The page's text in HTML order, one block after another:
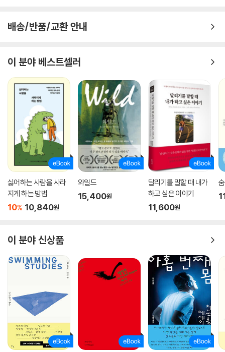
숲은 그녀에게 안전한 도피처가 되어주었다. 35년간의 결혼생활 후 마침
게이트우드 할머니의 종주 소식은 사람들의 큰 주목을 받으며 저녁 뉴스에
방송되었고, 주부들은 그녀가 실린 신문 기사를 오려 주방에 붙여두었다.
하지만 엠마는 사람들의 뜨거운 환호와 높아져가는 유명세에는 별다른 관
심이 없었다. 그녀가 원하는 건 평화와 고요함, 자기 자신을 위한 혼자만의
발걸음이 전부였다. 왜 그 먼 길을 걷느냐는 질문에는 항상 “재미 삼아서”,
“그냥, 하고 싶으니까”라고 대답했을 뿐이다. 게이트우드 할머니에게 걷
는 이유는 조금도 중요하지 않았을 것이다. 일단 출발하는 것, 잠시 버텨내
는 것, 그리고 다시 길을 찾아가는 것만이 중요했다. “그저 한 발을 먼저 내
다”라는 그녀의 무심한 말에 용기가 나는 이유이다.
**추천사
세에 3,500km를 걸었다는 기록 자체보다 나의 안전, 평화, 재미를 위해
리지 않고 내면의 목소리를 따르고 자신을 믿었다. 끝이 안 보이는 폭력과
돌봄과 노동을 졸업한 노년의 잠재성에 관한 영감을 주는 귀한 책이다.
엠마 게이트우드가 애팔래치아 트레일을 왜 걷기 시작했는지 말하기 위해
서는 그녀의 인생에 대해 말해야 한다. 1955년 ‘여성 최초’라는 기록 뒤로
긴 시간 겪은 가정폭력부터 도피처로 택한 숲의 황홀, ‘할머니’에 대한 세간
의 무시와 종래 마주한 든든한 환대에 이르기까지 이 책은 당신을 멀고 웅
배송/반품/교환 안내
이 분야 베스트셀러
싫어하는 사람을 사라
지게 하는 방법
10% 10,840원
와일드
15,400원
달리기를 말할 때 내가
하고 싶은 이야기
11,600원
이 분야 신상품